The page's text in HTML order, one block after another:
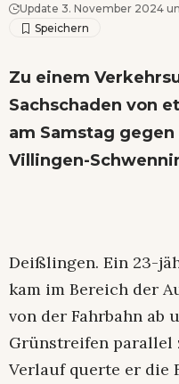
Update 3. November 2024
Zu einem
Sachschaden von
am Samstag gegen
Villingen-
Deißlingen. Ein 23-
kam im Bereich der
von der Fahrbahn ab
Grünstreifen parallel
Verlauf querte er die